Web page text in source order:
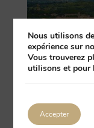
Nous utilisons
expérience sur
Vous trouverez
utilisons et pour
Accepter